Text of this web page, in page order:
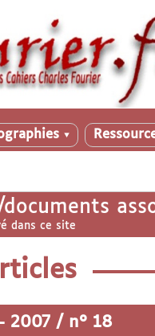
▼
dans ce site
2007 / n° 18